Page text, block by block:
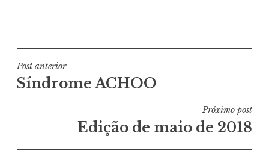
Navegação
de
Post anterior
Síndrome ACHOO
Próximo post
Edição de maio de 2018